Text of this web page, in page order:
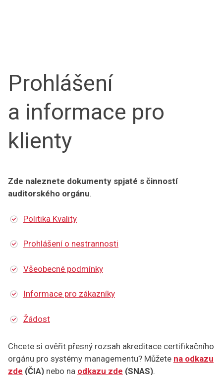
Prohlášení
a informace pro
klienty
Zde naleznete dokumenty spjaté s činností
auditorského orgánu.
Politika Kvality
Prohlášení o nestrannosti
Všeobecné podmínky
Informace pro zákazníky
Žádost
Chcete si ověřit přesný rozsah akreditace certifikačního
orgánu pro systémy managementu? Můžete na odkazu
zde (ČIA) nebo na odkazu zde (SNAS).